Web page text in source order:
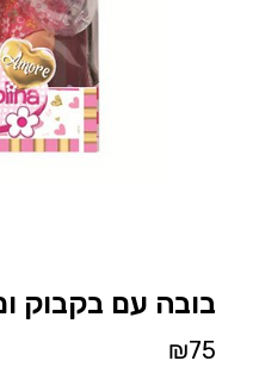
בובה עם בקבוק
₪75